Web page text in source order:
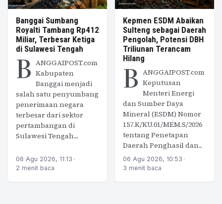
Banggai Sumbang
Royalti Tambang Rp412
Miliar, Terbesar Ketiga
di Sulawesi Tengah
B ANGGAIPOST.com
Kabupaten
Banggai menjadi
salah satu penyumbang
penerimaan negara
terbesar dari sektor
pertambangan di
Sulawesi Tengah....
06 Agu 2026, 11:13 •
2 menit baca
Kepmen ESDM Abaikan
Sulteng sebagai Daerah
Pengolah, Potensi DBH
Triliunan Terancam
Hilang
B ANGGAIPOST.com
Keputusan
Menteri Energi
dan Sumber Daya
Mineral (ESDM) Nomor
157.K/KU.01/MEM.S/2026
tentang Penetapan
Daerah Penghasil dan...
06 Agu 2026, 10:53 •
3 menit baca